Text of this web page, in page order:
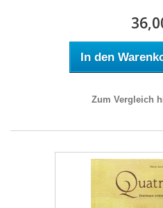
In den
Zum Vergleich